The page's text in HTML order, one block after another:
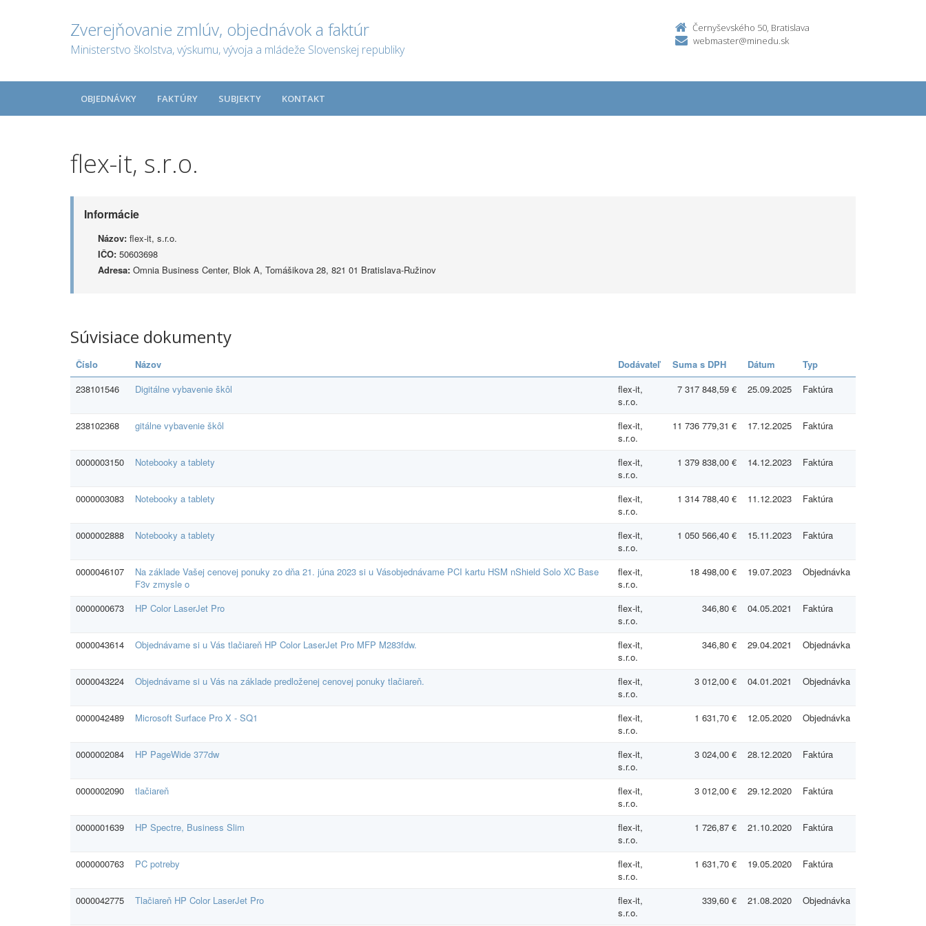
Zverejňovanie zmlúv, objednávok a faktúr
Ministerstvo školstva, výskumu, vývoja a mládeže Slovenskej republiky
Černyševského 50, Bratislava
webmaster@minedu.sk
OBJEDNÁVKY FAKTÚRY SUBJEKTY KONTAKT
flex-it, s.r.o.
Informácie
Názov: flex-it, s.r.o.
IČO: 50603698
Adresa: Omnia Business Center, Blok A, Tomášikova 28, 821 01 Bratislava-Ružinov
Súvisiace dokumenty
Číslo Názov Dodávateľ Suma s DPH Dátum
Typ
238101546
Digitálne vybavenie škôl
flex-it,
s.r.o.
7 317 848,59 € 25.09.2025 Faktúra
238102368 gitálne vybavenie škôl
flex-it,
s.r.o.
11 736 779,31 € 17.12.2025 Faktúra
0000003150 Notebooky a tablety
flex-it,
s.r.o.
1 379 838,00 € 14.12.2023 Faktúra
0000003083 Notebooky a tablety
flex-it,
s.r.o.
1 314 788,40 € 11.12.2023 Faktúra
0000002888 Notebooky a tablety
flex-it,
s.r.o.
1 050 566,40 € 15.11.2023 Faktúra
0000046107
Na základe Vašej cenovej ponuky zo dňa 21. júna 2023 si u Vásobjednávame PCI kartu HSM nShield Solo XC Base
F3v zmysle o
flex-it,
s.r.o.
18 498,00 € 19.07.2023 Objednávka
0000000673 HP Color LaserJet Pro
flex-it,
s.r.o.
346,80 € 04.05.2021 Faktúra
0000043614 Objednávame si u Vás tlačiareň HP Color LaserJet Pro MFP M283fdw.
flex-it,
s.r.o.
346,80 € 29.04.2021 Objednávka
0000043224 Objednávame si u Vás na základe predloženej cenovej ponuky tlačiareň.
flex-it,
s.r.o.
3 012,00 € 04.01.2021 Objednávka
0000042489 Microsoft Surface Pro X - SQ1
flex-it,
s.r.o.
1 631,70 € 12.05.2020 Objednávka
0000002084 HP PageWide 377dw
flex-it,
s.r.o.
3 024,00 € 28.12.2020 Faktúra
0000002090 tlačiareň
flex-it,
s.r.o.
3 012,00 € 29.12.2020 Faktúra
0000001639 HP Spectre, Business Slim
flex-it,
s.r.o.
1 726,87 € 21.10.2020 Faktúra
0000000763 PC potreby
flex-it,
s.r.o.
1 631,70 € 19.05.2020 Faktúra
0000042775 Tlačiareň HP Color LaserJet Pro
flex-it,
s.r.o.
339,60 € 21.08.2020 Objednávka